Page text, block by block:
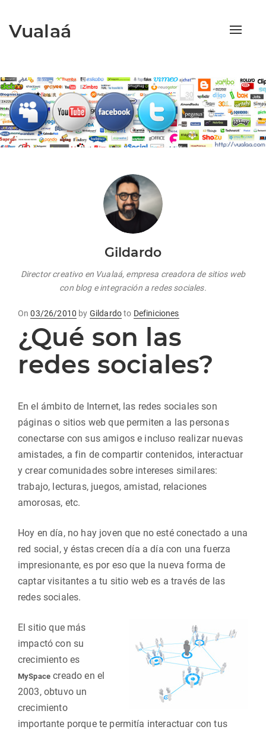
Vualaá
Toggle
Gildardo
Director creativo en Vualaá, empresa creadora de sitios web
con blog e integración a redes sociales.
OnPosted
on
03/26/2010 by Gildardoto Definiciones
¿Qué son las
redes sociales?
En el ámbito de Internet, las redes sociales son
páginas o sitios web que permiten a las personas
conectarse con sus amigos e incluso realizar nuevas
amistades, a fin de compartir contenidos, interactuar
y crear comunidades sobre intereses similares:
trabajo, lecturas, juegos, amistad, relaciones
amorosas, etc.
Hoy en día, no hay joven que no esté conectado a una
red social, y éstas crecen día a día con una fuerza
impresionante, es por eso que la nueva forma de
captar visitantes a tu sitio web es a través de las
redes sociales.
El sitio que más
impactó con su
crecimiento es
MySpace creado en el
2003, obtuvo un
crecimiento
importante porque te permitía interactuar con tus